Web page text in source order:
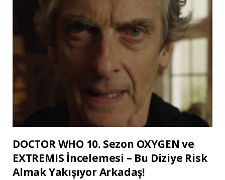
DOCTOR WHO 10. Sezon OXYGEN ve
EXTREMIS İncelemesi – Bu Diziye Risk
Almak Yakışıyor Arkadaş!